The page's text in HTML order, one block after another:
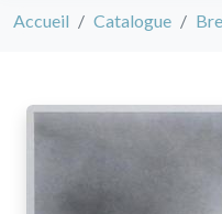
Accueil Catalogue